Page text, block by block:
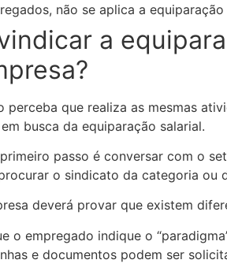
não se aplica a equiparação
a
perceba que realiza as mesmas
busca da equiparação salarial.
passo é conversar com o
o sindicato da categoria ou
deverá provar que existem
o empregado indique o
e documentos podem ser